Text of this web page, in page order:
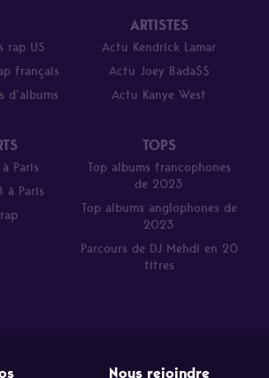
rap US
français
d’albums
ARTISTES
Actu Kendrick Lamar
Actu Joey Bada$$
Actu Kanye West
Paris
à Paris
TOPS
Top albums francophones
de 2023
Top albums anglophones de
2023
Parcours de DJ Mehdi en 20
titres
Nous rejoindre